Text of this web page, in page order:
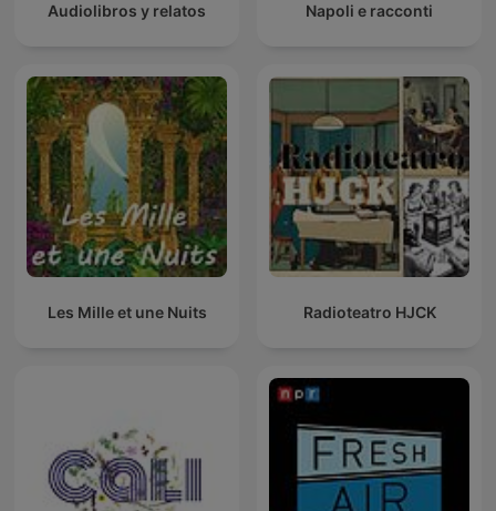
Audiolibros y relatos Napoli e racconti
Les Mille et une Nuits Radioteatro HJCK